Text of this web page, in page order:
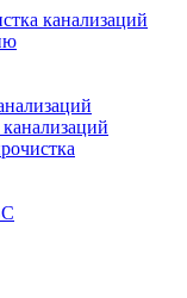
канализаций